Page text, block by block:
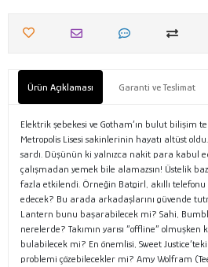
Ürün Açıklaması Garanti ve Teslimat
Elektrik şebekesi ve Gotham’ın bulut bilişim
Metropolis Lisesi sakinlerinin hayatı altüst
sardı. Düşünün ki yalnızca nakit para kabul
çalışmadan yemek bile alamazsın! Üstelik
fazla etkilendi. Örneğin Batgirl, akıllı
edecek? Bu arada arkadaşlarını güvende
Lantern bunu başarabilecek mi? Sahi,
nerelerde? Takımın yarısı “offline” olmuşken
bulabilecek mi? En önemlisi, Sweet
problemi çözebilecekler mi? Amy Wolfram